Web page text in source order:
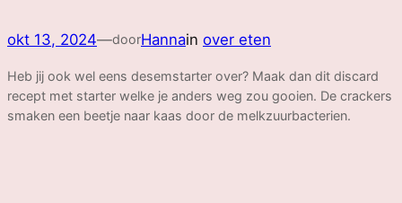
okt 13, 2024—doorHannain over eten
Heb jij ook wel eens desemstarter over? Maak dan dit discard
recept met starter welke je anders weg zou gooien. De crackers
smaken een beetje naar kaas door de melkzuurbacterien.